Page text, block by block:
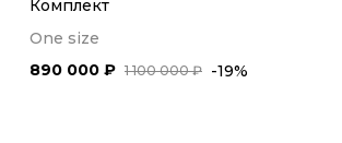
Комплект
One size
1 100 000 ₽
890 000 ₽ -19%